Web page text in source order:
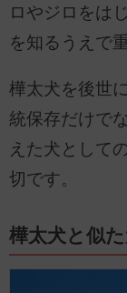
ロやジロをは
を知るうえで
樺太犬を後世
統保存だけで
えた犬として
切です。
樺太犬と似